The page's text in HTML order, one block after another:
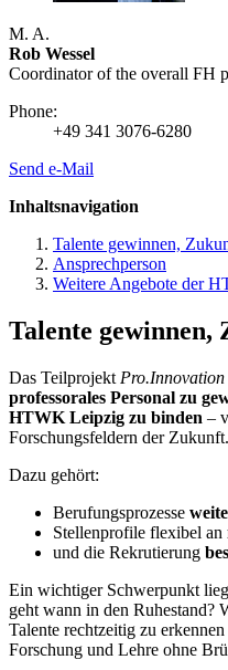
M. A.
Rob Wessel
Coordinator of the overall FH
Phone:
+49 341 3076-6280
Send e-Mail
Inhaltsnavigation
Talente gewinnen,
Ansprechperson
Weitere Angebote der
Talente gewinnen,
Das Teilprojekt Pro.Innovation
professorales Personal zu
HTWK Leipzig zu binden –
Forschungsfeldern der Zukunft.
Dazu gehört:
Berufungsprozesse
Stellenprofile flexibel an
und die Rekrutierung
Ein wichtiger Schwerpunkt
geht wann in den Ruhestand?
Talente rechtzeitig zu
Forschung und Lehre ohne